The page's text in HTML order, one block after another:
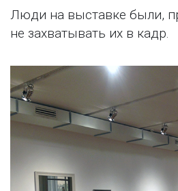
Люди на выставке были,
не захватывать их в кадр.